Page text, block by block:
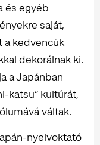
és egyéb
saját,
a kedvencük
dekorálnak ki.
a Japánban
katsu” kultúrát,
váltak.
nyelvoktató